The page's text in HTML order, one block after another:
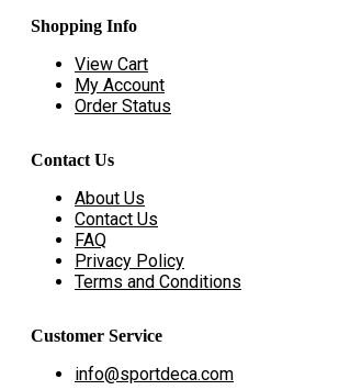
Shopping Info
View Cart
My Account
Order Status
Contact Us
About Us
Contact Us
FAQ
Privacy Policy
Terms and Conditions
Customer Service
info@sportdeca.com